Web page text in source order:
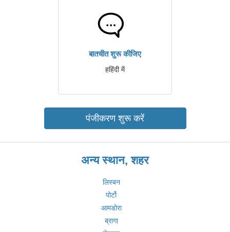
बातचीत शुरू कीजिए
हहिंदी में
पंजीकरण शुरू करें
अन्य स्थान, शहर
लिस्बन
पोर्टो
आमडोरा
ब्रागा